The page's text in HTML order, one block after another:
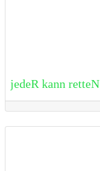
jedeR kann retteN